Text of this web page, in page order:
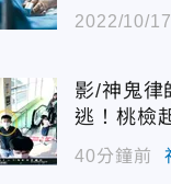
2022/10/
影/神鬼律
逃！桃檢
40分鐘前